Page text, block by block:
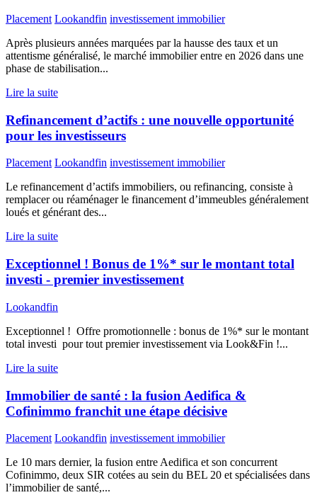
Placement Lookandfin investissement immobilier
Après plusieurs années marquées par la hausse des taux et un
attentisme généralisé, le marché immobilier entre en 2026 dans une
phase de stabilisation...
Lire la suite
Refinancement d’actifs : une nouvelle opportunité
pour les investisseurs
Placement Lookandfin investissement immobilier
Le refinancement d’actifs immobiliers, ou refinancing, consiste à
remplacer ou réaménager le financement d’immeubles généralement
loués et générant des...
Lire la suite
Exceptionnel ! Bonus de 1%* sur le montant total
investi - premier investissement
Lookandfin
Exceptionnel ! Offre promotionnelle : bonus de 1%* sur le montant
total investi pour tout premier investissement via Look&Fin !...
Lire la suite
Immobilier de santé : la fusion Aedifica &
Cofinimmo franchit une étape décisive
Placement Lookandfin investissement immobilier
Le 10 mars dernier, la fusion entre Aedifica et son concurrent
Cofinimmo, deux SIR cotées au sein du BEL 20 et spécialisées dans
l’immobilier de santé,...